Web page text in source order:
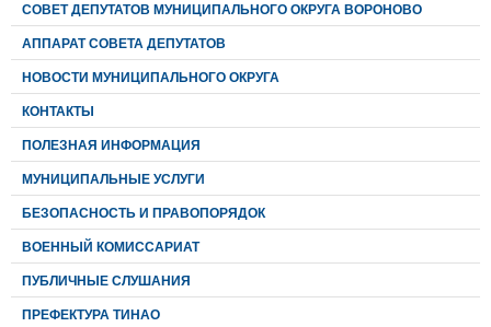
CОВЕТ ДЕПУТАТОВ МУНИЦИПАЛЬНОГО ОКРУГА ВОРОНОВО
АППАРАТ СОВЕТА ДЕПУТАТОВ
НОВОСТИ МУНИЦИПАЛЬНОГО ОКРУГА
КОНТАКТЫ
ПОЛЕЗНАЯ ИНФОРМАЦИЯ
МУНИЦИПАЛЬНЫЕ УСЛУГИ
БЕЗОПАСНОСТЬ И ПРАВОПОРЯДОК
ВОЕННЫЙ КОМИССАРИАТ
ПУБЛИЧНЫЕ СЛУШАНИЯ
ПРЕФЕКТУРА ТИНАО